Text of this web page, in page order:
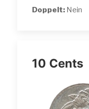
Doppelt: Nein
10 Cents